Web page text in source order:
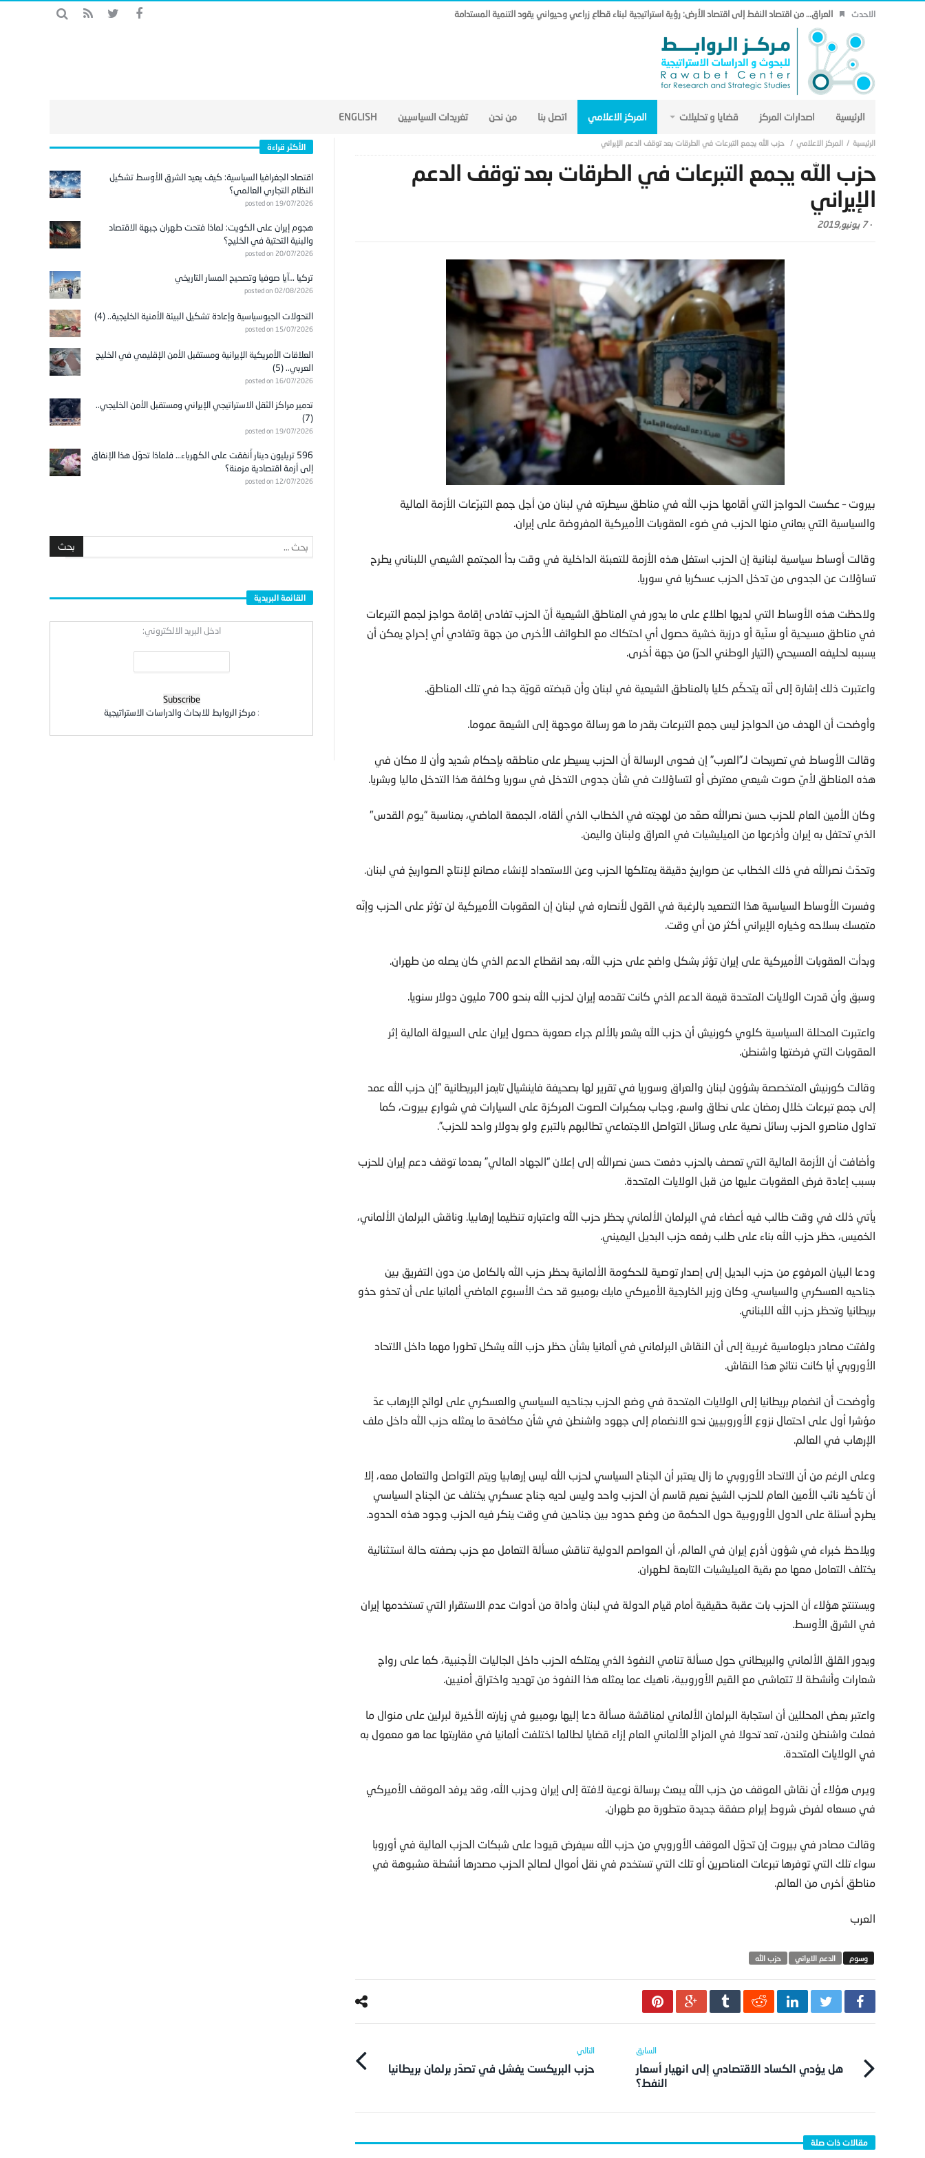
الاحدث العراق… من اقتصاد النفط إلى اقتصاد الأرض: رؤية استراتيجية لبناء قطاع زراعي وحيواني يقود التنمية المستدامة
الرئيسية اصدارات المركز قضايا و تحليلات المركز الاعلامي اتصل بنا من نحن تغريدات السياسيين ENGLISH
المركز الاعلامي حزب الله يجمع التبرعات في الطرقات بعد توقف الدعم الإيراني
حزب الله يجمع التبرعات في الطرقات بعد توقف الدعم
الإيراني
-7 يونيو,2019
بيروت – عكست الحواجز التي أقامها حزب الله في مناطق سيطرته في لبنان من أجل جمع التبرّعات الأزمة المالية
والسياسية التي يعاني منها الحزب في ضوء العقوبات الأميركية المفروضة على إيران.
وقالت أوساط سياسية لبنانية إن الحزب استغل هذه الأزمة للتعبئة الداخلية في وقت بدأ المجتمع الشيعي اللبناني يطرح
تساؤلات عن الجدوى من تدخل الحزب عسكريا في سوريا.
ولاحظت هذه الأوساط التي لديها اطلاع على ما يدور في المناطق الشيعية أنّ الحزب تفادى إقامة حواجز لجمع التبرعات
في مناطق مسيحية أو سنّية أو درزية خشية حصول أي احتكاك مع الطوائف الأخرى من جهة وتفادي أي إحراج يمكن أن
يسببه لحليفه المسيحي (التيار الوطني الحرّ) من جهة أخرى.
واعتبرت ذلك إشارة إلى أنّه يتحكّم كليا بالمناطق الشيعية في لبنان وأن قبضته قويّة جدا في تلك المناطق.
وأوضحت أن الهدف من الحواجز ليس جمع التبرعات بقدر ما هو رسالة موجهة إلى الشيعة عموما.
وقالت الأوساط في تصريحات لـ”العرب” إن فحوى الرسالة أن الحزب يسيطر على مناطقه بإحكام شديد وأن لا مكان في
هذه المناطق لأيّ صوت شيعي معترض أو لتساؤلات في شأن جدوى التدخل في سوريا وكلفة هذا التدخل ماليا وبشريا.
وكان الأمين العام للحزب حسن نصرالله صعّد من لهجته في الخطاب الذي ألقاه، الجمعة الماضي، بمناسبة “يوم القدس″
الذي تحتفل به إيران وأذرعها من الميليشيات في العراق ولبنان واليمن.
وتحدّث نصرالله في ذلك الخطاب عن صواريخ دقيقة يمتلكها الحزب وعن الاستعداد لإنشاء مصانع لإنتاج الصواريخ في لبنان.
وفسرت الأوساط السياسية هذا التصعيد بالرغبة في القول لأنصاره في لبنان إن العقوبات الأميركية لن تؤثر على الحزب وإنّه
متمسك بسلاحه وخياره الإيراني أكثر من أي وقت.
وبدأت العقوبات الأميركية على إيران تؤثر بشكل واضح على حزب الله، بعد انقطاع الدعم الذي كان يصله من طهران.
وسبق وأن قدرت الولايات المتحدة قيمة الدعم الذي كانت تقدمه إيران لحزب الله بنحو 700 مليون دولار سنويا.
واعتبرت المحللة السياسية كلوي كورنيش أن حزب الله يشعر بالألم جراء صعوبة حصول إيران على السيولة المالية إثر
العقوبات التي فرضتها واشنطن.
وقالت كورنيش المتخصصة بشؤون لبنان والعراق وسوريا في تقرير لها بصحيفة فاينشيال تايمز البريطانية “إن حزب الله عمد
إلى جمع تبرعات خلال رمضان على نطاق واسع، وجاب بمكبرات الصوت المركزة على السيارات في شوارع بيروت، كما
تداول مناصرو الحزب رسائل نصية على وسائل التواصل الاجتماعي تطالبهم بالتبرع ولو بدولار واحد للحزب”.
وأضافت أن الأزمة المالية التي تعصف بالحزب دفعت حسن نصرالله إلى إعلان “الجهاد المالي” بعدما توقف دعم إيران للحزب
بسبب إعادة فرض العقوبات عليها من قبل الولايات المتحدة.
يأتي ذلك في وقت طالب فيه أعضاء في البرلمان الألماني بحظر حزب الله واعتباره تنظيما إرهابيا. وناقش البرلمان الألماني،
الخميس، حظر حزب الله بناء على طلب رفعه حزب البديل اليميني.
ودعا البيان المرفوع من حزب البديل إلى إصدار توصية للحكومة الألمانية بحظر حزب الله بالكامل من دون التفريق بين
جناحيه العسكري والسياسي. وكان وزير الخارجية الأميركي مايك بومبيو قد حث الأسبوع الماضي ألمانيا على أن تحذو حذو
بريطانيا وتحظر حزب الله اللبناني.
ولفتت مصادر دبلوماسية غربية إلى أن النقاش البرلماني في ألمانيا بشأن حظر حزب الله يشكل تطورا مهما داخل الاتحاد
الأوروبي أيا كانت نتائج هذا النقاش.
وأوضحت أن انضمام بريطانيا إلى الولايات المتحدة في وضع الحزب بجناحيه السياسي والعسكري على لوائح الإرهاب عدّ
مؤشرا أول على احتمال نزوع الأوروبيين نحو الانضمام إلى جهود واشنطن في شأن مكافحة ما يمثله حزب الله داخل ملف
الإرهاب في العالم.
وعلى الرغم من أن الاتحاد الأوروبي ما زال يعتبر أن الجناح السياسي لحزب الله ليس إرهابيا ويتم التواصل والتعامل معه، إلا
أن تأكيد نائب الأمين العام للحزب الشيخ نعيم قاسم أن الحزب واحد وليس لديه جناح عسكري يختلف عن الجناح السياسي
يطرح أسئلة على الدول الأوروبية حول الحكمة من وضع حدود بين جناحين في وقت ينكر فيه الحزب وجود هذه الحدود.
ويلاحظ خبراء في شؤون أذرع إيران في العالم، أن العواصم الدولية تناقش مسألة التعامل مع حزب بصفته حالة استثنائية
يختلف التعامل معها مع بقية الميليشيات التابعة لطهران.
ويستنتج هؤلاء أن الحزب بات عقبة حقيقية أمام قيام الدولة في لبنان وأداة من أدوات عدم الاستقرار التي تستخدمها إيران
في الشرق الأوسط.
ويدور القلق الألماني والبريطاني حول مسألة تنامي النفوذ الذي يمتلكه الحزب داخل الجاليات الأجنبية، كما على رواج
شعارات وأنشطة لا تتماشى مع القيم الأوروبية، ناهيك عما يمثله هذا النفوذ من تهديد واختراق أمنيين.
واعتبر بعض المحللين أن استجابة البرلمان الألماني لمناقشة مسألة دعا إليها بومبيو في زيارته الأخيرة لبرلين على منوال ما
فعلت واشنطن ولندن، تعد تحولا في المزاج الألماني العام إزاء قضايا لطالما اختلفت ألمانيا في مقاربتها عما هو معمول به
في الولايات المتحدة.
ويرى هؤلاء أن نقاش الموقف من حزب الله يبعث برسالة نوعية لافتة إلى إيران وحزب الله، وقد يرفد الموقف الأميركي
في مسعاه لفرض شروط إبرام صفقة جديدة متطورة مع طهران.
وقالت مصادر في بيروت إن تحوّل الموقف الأوروبي من حزب الله سيفرض قيودا على شبكات الحزب المالية في أوروبا
سواء تلك التي توفرها تبرعات المناصرين أو تلك التي تستخدم في نقل أموال لصالح الحزب مصدرها أنشطة مشبوهة في
مناطق أخرى من العالم.
العرب
الدعم الايراني حزب الله
هل يؤدي الكساد الاقتصادي إلى انهيار أسعار
النفط؟
حزب البريكست يفشل في تصدّر برلمان بريطانيا
الأكثر قراءة
اقتصاد الجغرافيا السياسية: كيف يعيد الشرق الأوسط تشكيل
النظام التجاري العالمي؟
posted on 19/07/2026
هجوم إيران على الكويت: لماذا فتحت طهران جبهة الاقتصاد
والبنية التحتية في الخليج؟
posted on 20/07/2026
تركيا …آيا صوفيا وتصحيح المسار التاريخي
posted on 02/08/2026
التحولات الجيوسياسية وإعادة تشكيل البيئة الأمنية الخليجية.. (4)
posted on 15/07/2026
العلاقات الأمريكية الإيرانية ومستقبل الأمن الإقليمي في الخليج
العربي.. (5)
posted on 16/07/2026
تدمير مراكز الثقل الاستراتيجي الإيراني ومستقبل الأمن الخليجي..
(7)
posted on 19/07/2026
596 تريليون دينار أُنفقت على الكهرباء… فلماذا تحوّل هذا الإنفاق
إلى أزمة اقتصادية مزمنة؟
posted on 12/07/2026
القائمة البريدية
ادخل البريد الالكتروني:
:مركز الروابط للابحاث والدراسات الاستراتيجية